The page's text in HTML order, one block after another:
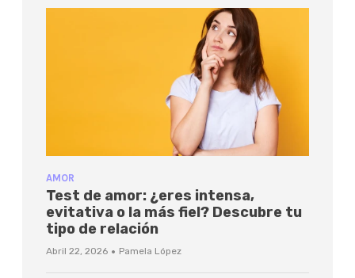
AMOR
Test de amor: ¿eres intensa,
evitativa o la más fiel? Descubre tu
tipo de relación
Abril 22, 2026 · Pamela López